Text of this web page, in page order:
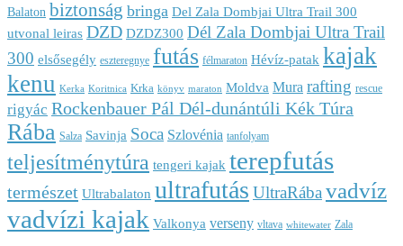
Balaton biztonság bringa Del Zala Dombjai Ultra Trail 300
utvonal leiras DZD DZDZ300 Dél Zala Dombjai Ultra Trail
300 elsősegély eszteregnye futás félmaraton Hévíz-patak kajak
kenu Kerka Koritnica Krka könyv maraton Moldva Mura rafting rescue
rigyác Rockenbauer Pál Dél-dunántúli Kék Túra
Rába Salza Savinja Soca Szlovénia tanfolyam
teljesítménytúra tengeri kajak terepfutás
természet Ultrabalaton ultrafutás UltraRába vadvíz
vadvízi kajak Valkonya verseny vltava whitewater Zala